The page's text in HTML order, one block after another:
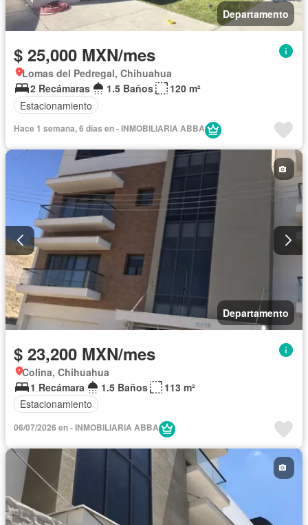
Departamento
$ 25,000 MXN/mes
Lomas del Pedregal, Chihuahua
2 Recámaras
1.5 Baños
120 m²
Estacionamiento
Hace 1 semana, 6 días en - INMOBILIARIA ABBA
Departamento
$ 23,200 MXN/mes
Colina, Chihuahua
1 Recámara
1.5 Baños
113 m²
Estacionamiento
06/07/2026 en - INMOBILIARIA ABBA